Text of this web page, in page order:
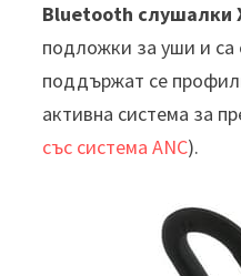
Bluetooth слушалки
подложки за уши и са
поддържат се
активна система за
със система ANC).